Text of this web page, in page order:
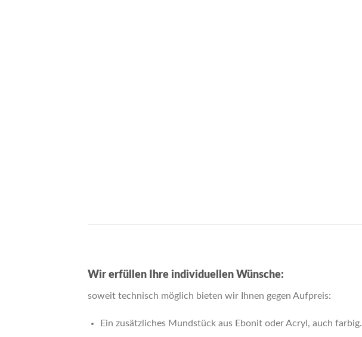
Wir erfüllen Ihre individuellen Wünsche:
soweit technisch möglich bieten wir Ihnen gegen Aufpreis:
Ein zusätzliches Mundstück aus Ebonit oder Acryl, auch farbig.